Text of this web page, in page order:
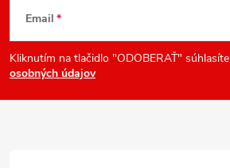
y
v
ý
i
Email
Kliknutím na tlačidlo "ODOBERAŤ" súhlasíte
osobných údajov